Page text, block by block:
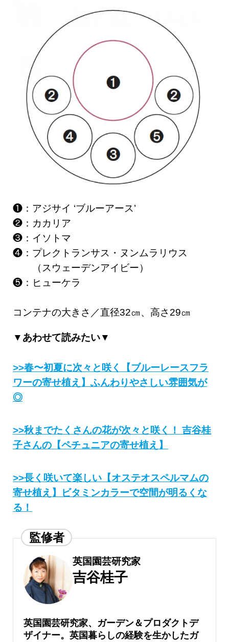
❶：アジサイ ‘ブルーアース’
❷：カカリア
❸：イソトマ
❹：プレクトランサス・ヌンムラリウス
（スウェーデンアイビー）
❺：ヒューケラ
コンテナの大きさ／直径32㎝、高さ29㎝
▼あわせて読みたい▼
>>春〜初夏に次々と咲く【ブルーレースフラ
ワーの寄せ植え】ふんわりやさしい雰囲気が
◎
>>秋までたくさんの花が次々と咲く！ 吉谷桂
子さんの【ペチュニアの寄せ植え】
>>長く咲いて楽しい【オステオスペルマムの
寄せ植え】ビタミンカラーで空間が明るくな
る！
監修者
英国園芸研究家
吉谷桂子
英国園芸研究家、ガーデン＆プロダクトデ
ザイナー。英国暮らしの経験を生かしたガ